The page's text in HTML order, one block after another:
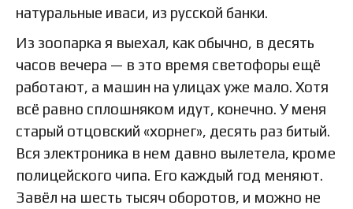
натуральные иваси, из русской банки.
Из зоопарка я выехал, как обычно, в десять
часов вечера — в это время светофоры ещё
работают, а машин на улицах уже мало. Хотя
всё равно сплошняком идут, конечно. У меня
старый отцовский «хорнег», десять раз битый.
Вся электроника в нем давно вылетела, кроме
полицейского чипа. Его каждый год меняют.
Завёл на шесть тысяч оборотов, и можно не